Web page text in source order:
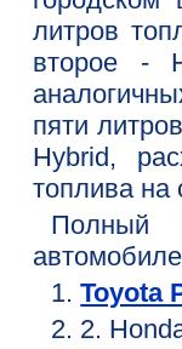
литров
второе -
пяти
Hybrid,
топлива на
Полный
1.Toyota
2. 2.